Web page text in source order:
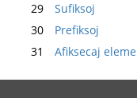
29
Sufiksoj
30
Prefiksoj
31
Afiksecaj